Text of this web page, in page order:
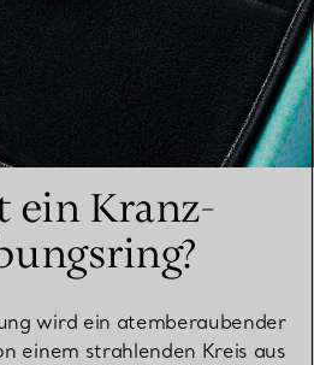
ein Kranz-
wird ein atemberaubender
einem strahlenden Kreis aus